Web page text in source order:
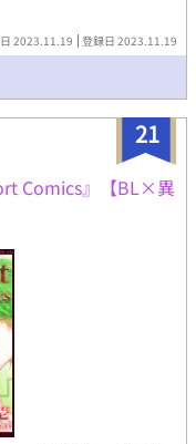
2023.11.19 登録日 2023.11.19
21
Comics』【BL×異